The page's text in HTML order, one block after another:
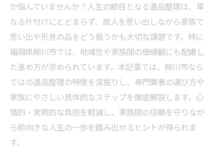
か悩んでいませんか？人生の節目となる遺品整理は、単
なる片付けにとどまらず、故人を思い出しながら家族で
思い出や形見の品をどう扱うかも大切な課題です。特に
福岡県柳川市では、地域性や家族間の価値観にも配慮し
た進め方が求められています。本記事では、柳川市なら
ではの遺品整理の特徴を深掘りし、専門業者の選び方や
家族にやさしい具体的なステップを徹底解説します。心
情的・実務的な負担を軽減し、家族間の信頼を守りなが
ら前向きな人生の一歩を踏み出せるヒントが得られま
す。